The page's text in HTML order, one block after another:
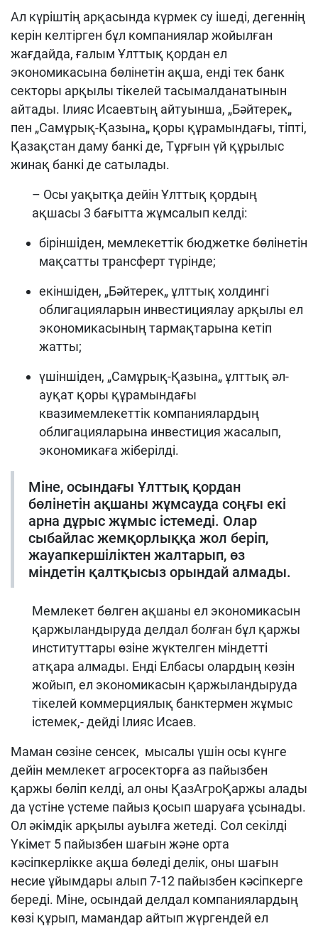
Ал күріштің арқасында күрмек су ішеді, дегеннің
керін келтірген бұл компаниялар жойылған
жағдайда, ғалым Ұлттық қордан ел
экономикасына бөлінетін ақша, енді тек банк
секторы арқылы тікелей тасымалданатынын
айтады. Ілияс Исаевтың айтуынша, „Бәйтерек„
пен „Самұрық-Қазына„ қоры құрамындағы, тіпті,
Қазақстан даму банкі де, Тұрғын үй құрылыс
жинақ банкі де сатылады.
– Осы уақытқа дейін Ұлттық қордың
ақшасы 3 бағытта жұмсалып келді:
біріншіден, мемлекеттік бюджетке бөлінетін
мақсатты трансферт түрінде;
екіншіден, „Бәйтерек„ ұлттық холдингі
облигацияларын инвестициялау арқылы ел
экономикасының тармақтарына кетіп
жатты;
үшіншіден, „Самұрық-Қазына„ ұлттық әл-
ауқат қоры құрамындағы
квазимемлекеттік компаниялардың
облигацияларына инвестиция жасалып,
экономикаға жіберілді.
Міне, осындағы Ұлттық қордан
бөлінетін ақшаны жұмсауда соңғы екі
арна дұрыс жұмыс істемеді. Олар
сыбайлас жемқорлыққа жол беріп,
жауапкершіліктен жалтарып, өз
міндетін қалтқысыз орындай алмады.
Мемлекет бөлген ақшаны ел экономикасын
қаржыландыруда делдал болған бұл қаржы
институттары өзіне жүктелген міндетті
атқара алмады. Енді Елбасы олардың көзін
жойып, ел экономикасын қаржыландыруда
тікелей коммерциялық банктермен жұмыс
істемек,- дейді Ілияс Исаев.
Маман сөзіне сенсек, мысалы үшін осы күнге
дейін мемлекет агросекторға аз пайызбен
қаржы бөліп келді, ал оны ҚазАгроҚаржы алады
да үстіне үстеме пайыз қосып шаруаға ұсынады.
Ол әкімдік арқылы ауылға жетеді. Сол секілді
Үкімет 5 пайызбен шағын және орта
кәсіпкерлікке ақша бөледі делік, оны шағын
несие ұйымдары алып 7-12 пайызбен кәсіпкерге
береді. Міне, осындай делдал компаниялардың
көзі құрып, мамандар айтып жүргендей ел